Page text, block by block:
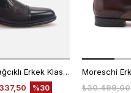
Kemal Tanca Bağcıklı Erkek Klasik Ayakkabı 7453
%30 ₺30.499,00